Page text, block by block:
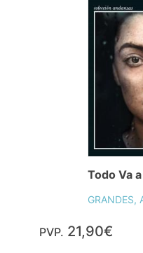
Todo Va
GRANDES,
PVP. 21,90€